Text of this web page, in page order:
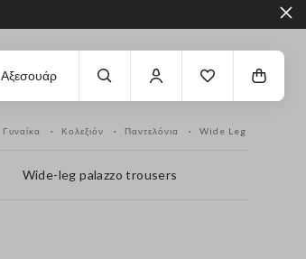
Αξεσουάρ
Γυναίκα Κολεξιόν Παντελόνια Wide Leg
Wide-leg palazzo trousers